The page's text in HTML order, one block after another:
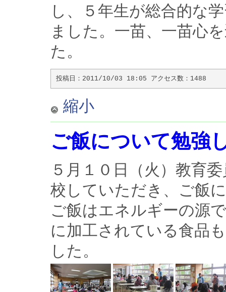
し、５年生が総合的な
ました。一苗、一苗心
た。
投稿日：2011/10/03 18:05 アクセス数：1488
縮小
ご飯について勉強
５月１０日（火）教育
校していただき、ご飯
ご飯はエネルギーの源
に加工されている食品
した。